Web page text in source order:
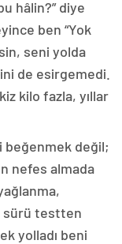
hâlin?” diye
ben “Yok
seni yolda
de esirgemedi.
kilo fazla, yıllar
beğenmek değil;
nefes almada
sürü testten
yolladı beni